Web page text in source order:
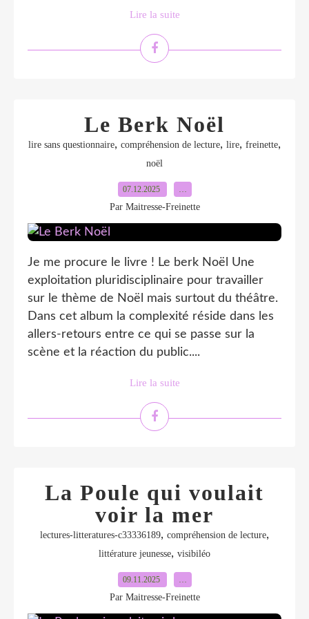
Lire la suite
Le Berk Noël
lire sans questionnaire, compréhension de lecture, lire, freinette,
noël
07.12.2025 …
Par Maitresse-Freinette
Je me procure le livre ! Le berk Noël Une
exploitation pluridisciplinaire pour travailler
sur le thème de Noël mais surtout du théâtre.
Dans cet album la complexité réside dans les
allers-retours entre ce qui se passe sur la
scène et la réaction du public....
Lire la suite
La Poule qui voulait
voir la mer
lectures-litteratures-c33336189, compréhension de lecture,
littérature jeunesse, visibiléo
09.11.2025 …
Par Maitresse-Freinette